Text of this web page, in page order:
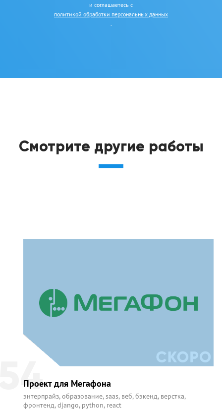
и соглашаетесь с
политикой обработки персональных данных
Смотрите другие работы
Проект для Мегафона
энтерпрайз,образование,saas, веб,бэкенд, верстка,
фронтенд,django, python, react